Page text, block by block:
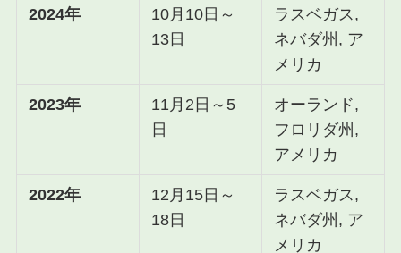
2024年
10月10日～
13日
ラスベガス,
ネバダ州, ア
メリカ
2023年
11月2日～5
日
オーランド,
フロリダ州,
アメリカ
2022年
12月15日～
18日
ラスベガス,
ネバダ州, ア
メリカ